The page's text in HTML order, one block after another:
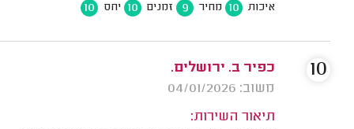
איכות 10 מחיר 9 זמנים 10 יחס 10
כפיר ב. ירושלים.
משוב: 04/01/2026
תיאור השירות:
10